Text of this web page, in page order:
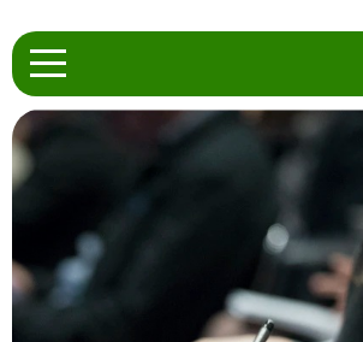
HOME
ZOEK EEN PRODUCT
ACTUEEL
OVER ONS
CONTACT
COMMUNITY